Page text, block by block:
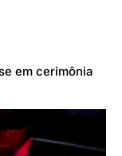
em cerimônia